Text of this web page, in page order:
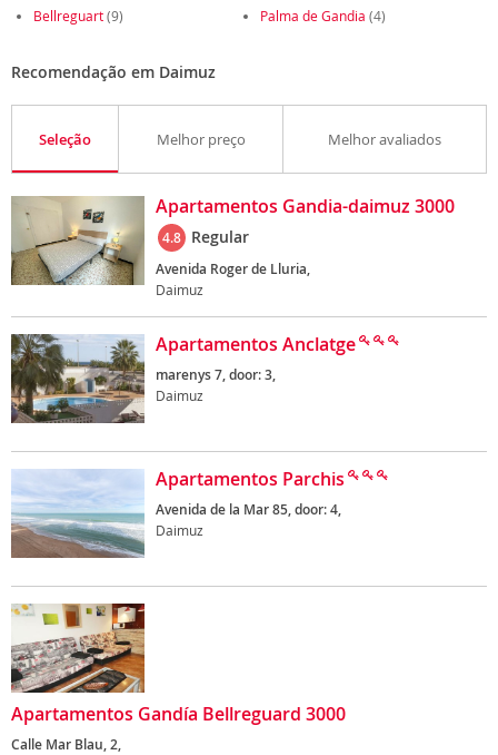
Bellreguart(9) Palma de Gandia (4)
Recomendação em Daimuz
Seleção Melhor preço Melhor avaliados
Apartamentos Gandia-daimuz 3000
4.8 Regular
Avenida Roger de Lluria,
Daimuz
Apartamentos Anclatge
marenys 7, door: 3,
Daimuz
Apartamentos Parchis
Avenida de la Mar 85, door: 4,
Daimuz
Apartamentos Gandía Bellreguard 3000
Calle Mar Blau, 2,